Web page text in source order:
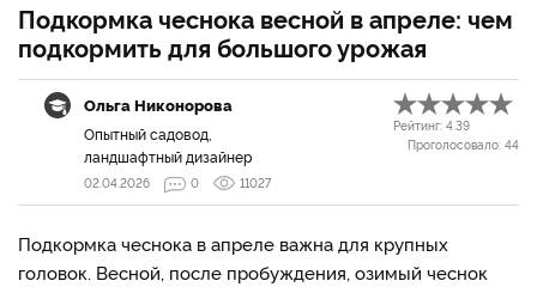
Подкормка чеснока весной в апреле: чем
подкормить для большого урожая
Ольга Никонорова
Опытный садовод,
ландшафтный дизайнер
Рейтинг: 4.39
Проголосовало: 44
02.04.2026 0 11027
Подкормка чеснока в апреле важна для крупных
головок. Весной, после пробуждения, озимый чеснок